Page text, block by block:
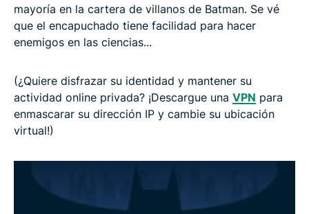
mayoría en la cartera de villanos de Batman. Se vé
que el encapuchado tiene facilidad para hacer
enemigos en las ciencias...
(¿Quiere disfrazar su identidad y mantener su
actividad online privada? ¡Descargue una VPN para
enmascarar su dirección IP y cambie su ubicación
virtual!)